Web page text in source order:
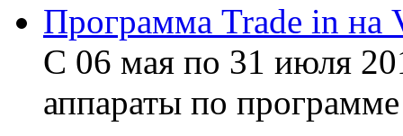
Программа Trade in на
С 06 мая по 31 июля
аппараты по